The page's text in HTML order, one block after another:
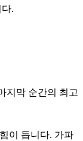
.
지막 순간의 최고
이 듭니다. 가파